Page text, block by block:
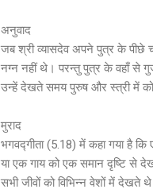
अनुवाद
जब श्री व्यासदेव अपने पुत्र के पीछे
नग्न नहीं थे। परन्तु पुत्र के वहाँ से
उन्हें देखते समय पुरुष और स्त्री में
मुराद
भगवद्गीता (5.18) में कहा गया है कि
या एक गाय को एक समान दृष्टि से
सभी जीवों को विभिन्न वेशों में